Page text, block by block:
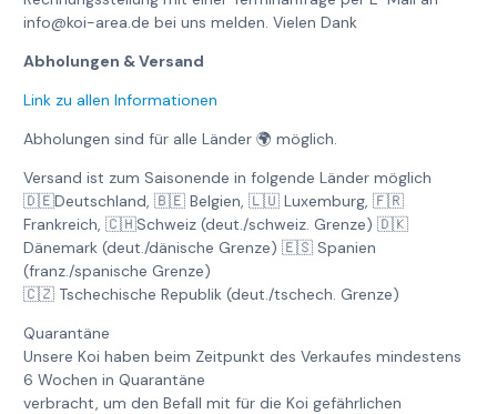
info@koi-area.de bei uns melden. Vielen Dank
Abholungen & Versand
Link zu allen Informationen
Abholungen sind für alle Länder 🌍 möglich.
Versand ist zum Saisonende in folgende Länder möglich
🇩🇪Deutschland, 🇧🇪 Belgien, 🇱🇺 Luxemburg, 🇫🇷
Frankreich, 🇨🇭Schweiz (deut./schweiz. Grenze) 🇩🇰
Dänemark (deut./dänische Grenze) 🇪🇸 Spanien
(franz./spanische Grenze)
🇨🇿 Tschechische Republik (deut./tschech. Grenze)
Quarantäne
Unsere Koi haben beim Zeitpunkt des Verkaufes mindestens
6 Wochen in Quarantäne
verbracht, um den Befall mit für die Koi gefährlichen